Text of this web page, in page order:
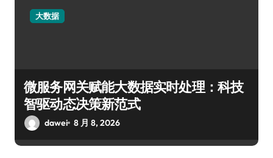
大数据
微服务网关赋能大数据实时处理：科技
智驱动态决策新范式
dawei 8 月 8, 2026